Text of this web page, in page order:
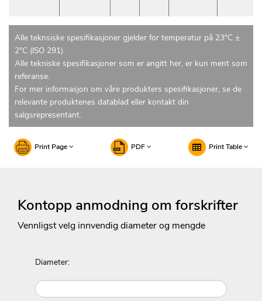
Alle teknsiske spesifikasjoner gjelder for temperatur på 23°C ±
2°C (ISO 291)
Alle tekniske spesifikasjoner som er angitt her, er kun ment som
referanse.
For mer informasjon om våre produkters spesifikasjoner, se de
relevante produktenes datablad eller kontakt din
salgsrepresentant.
Print Page PDF Print Table
Kontopp anmodning om forskrifter
Vennligst velg innvendig diameter og mengde
Diameter: